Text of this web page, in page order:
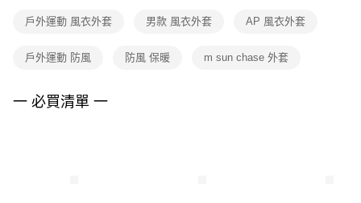
權轉讓予恩沛科技股份有限公司。
３．未成年的使用者請事先徵得法定代理人或監護人之同意方可使用
４．使用「AFTEE先享後付」時，將依據個別帳號之用戶狀況，依本公司即
戶外運動 風衣外套 男款 風衣外套 AP 風衣外套
戶外運動 防風 防風 保暖 m sun chase 外套
一 必買清單 一